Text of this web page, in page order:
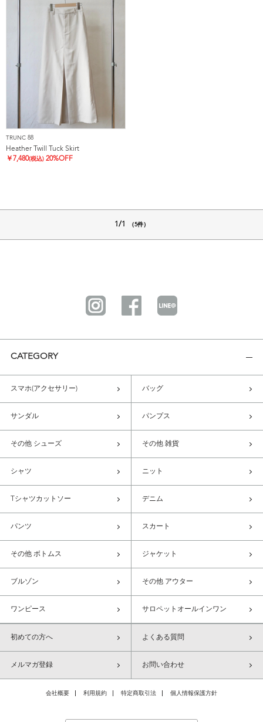
TRUNC 88
Heather Twill Tuck Skirt
￥ 7,480(税込) 20%OFF
1/1 （5件）
CATEGORY
スマホ(アクセサリー) バッグ
サンダル パンプス
その他 シューズ その他 雑貨
シャツ ニット
Tシャツカットソー デニム
パンツ スカート
その他 ボトムス ジャケット
ブルゾン その他 アウター
ワンピース サロペットオールインワン
初めての方へ よくある質問
メルマガ登録 お問い合わせ
会社概要 利用規約 特定商取引法 個人情報保護方針